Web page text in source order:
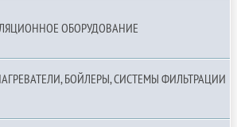
ОБОРУДОВАНИЕ
БОЙЛЕРЫ, СИСТЕМЫ ФИЛЬТРАЦИИ